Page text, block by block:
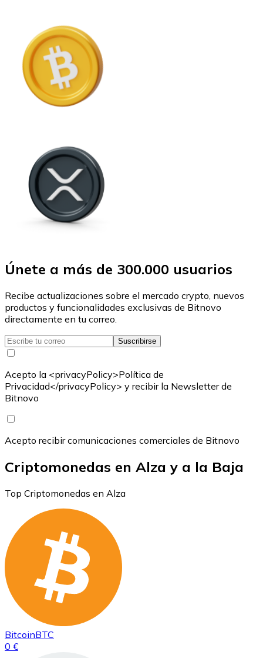
Únete a más de 300.000 usuarios
Recibe actualizaciones sobre el mercado crypto, nuevos
productos y funcionalidades exclusivas de Bitnovo
directamente en tu correo.
Suscribirse
Acepto la <privacyPolicy>Política de
Privacidad</privacyPolicy> y recibir la Newsletter de
Bitnovo
Acepto recibir comunicaciones comerciales de Bitnovo
Criptomonedas en Alza y a la Baja
Top Criptomonedas en Alza
BitcoinBTC
0 €